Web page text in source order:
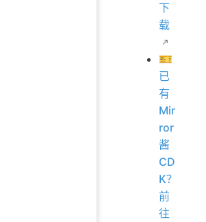
下
载
🎫
已
有
Mir
ror
酱
CD
K？
前
往